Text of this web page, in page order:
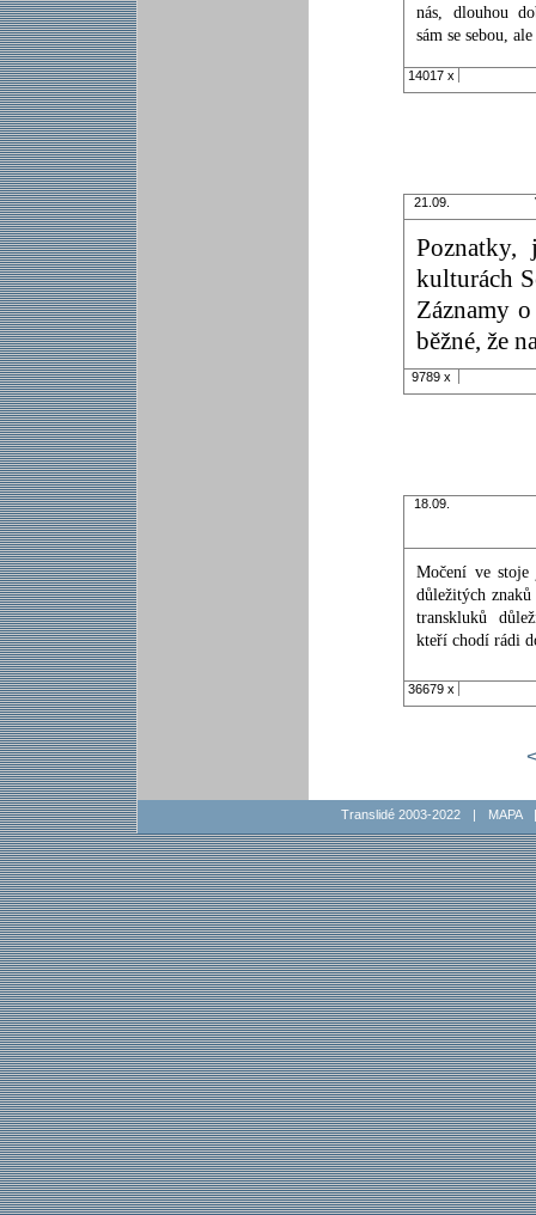
nás, dlouhou
sám se sebou,
14017 x
21.09.
Poznatky,
kulturách
Záznamy
běžné, že
9789 x
18.09.
Močení ve stoje
důležitých
transkluků
kteří chodí rádi
36679 x
Translidé 2003-2022 | MAPA